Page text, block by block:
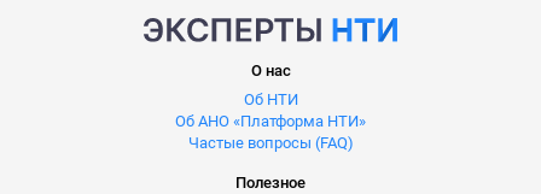
О нас
Об НТИ
Об АНО «Платформа НТИ»
Частые вопросы (FAQ)
Полезное